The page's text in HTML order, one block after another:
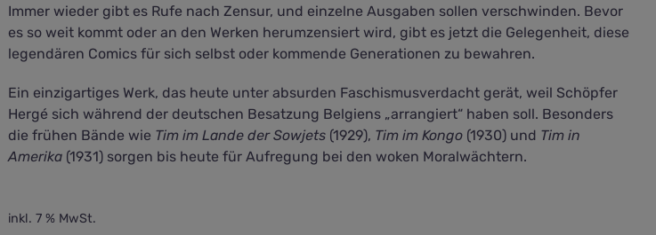
Immer wieder gibt es Rufe nach Zensur, und einzelne Ausgaben sollen verschwinden. Bevor
es so weit kommt oder an den Werken herumzensiert wird, gibt es jetzt die Gelegenheit, diese
legendären Comics für sich selbst oder kommende Generationen zu bewahren.
Ein einzigartiges Werk, das heute unter absurden Faschismusverdacht gerät, weil Schöpfer
Hergé sich während der deutschen Besatzung Belgiens „arrangiert“ haben soll. Besonders
die frühen Bände wie Tim im Lande der Sowjets(1929), Tim im Kongo(1930) und Tim in
Amerika(1931) sorgen bis heute für Aufregung bei den woken Moralwächtern.
inkl. 7 % MwSt.